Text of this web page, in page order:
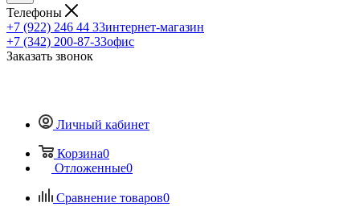
Телефоны
+7 (922) 246 44 33интернет-магазин
+7 (342) 200-87-33офис
Заказать звонок
Личный кабинет
Корзина0
Отложенные0
Сравнение товаров0